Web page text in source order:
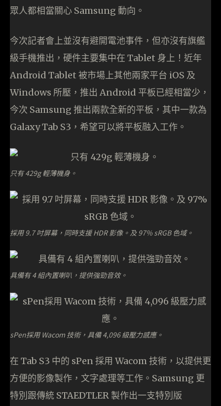
眾人都相當關心 Samsung 動向。
今次記者會上並沒有避開電池事件，但亦沒有旗艦
級手機推出，硬件主要集中在 Tablet 身上！近年
Android Tablet 被市場上其他兩家平台 iOS 及
Windows 所壓，推出 Android 平板已經相當少，
今次 Samsung 推出兩款全新的平板，其中一款為
Galaxy Tab S3，希望可以將平板融入工作。
只有 429g 輕薄機身。
採用 9.7 吋屏幕，同時支援 HDR 影像。及 97% sRGB 色域。
具備有 4 組內置喇叭，提供強勁音效。
sPen採用 Wacom 技術，具備 4,096 級壓力感應。
在 Tab S3 中的 sPen 採用 Wacom 技術，以提供更
方便的影像製作，文字處理等工作。Samsung 更
特別跟傳統 STAEDTLER 製作出一支特別版